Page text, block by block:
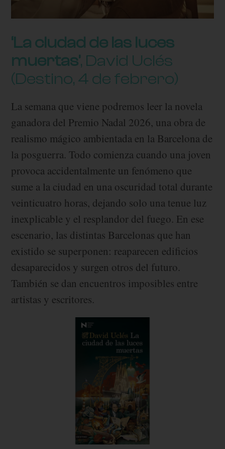
‘La ciudad de las luces
muertas’, David Uclés
(Destino, 4 de febrero)
La semana que viene podremos leer la novela
ganadora del Premio Nadal 2026, una obra de
realismo mágico ambientada en la Barcelona de
la posguerra. Todo comienza cuando una joven
provoca accidentalmente un fenómeno que
sume a la ciudad en una oscuridad total durante
veinticuatro horas, dejando solo una tenue luz
inexplicable y el resplandor del fuego. En ese
escenario, las distintas Barcelonas que han
existido se superponen: reaparecen edificios
desaparecidos y surgen otros del futuro.
También se dan encuentros imposibles entre
artistas y escritores.